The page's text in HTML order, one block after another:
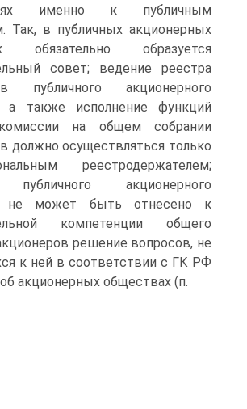
именно к публичным
Так, в публичных акционерных
обязательно образуется
совет; ведение реестра
публичного акционерного
а также исполнение функций
на общем собрании
должно осуществляться только
реестродержателем;
акционерного
не может быть отнесено к
компетенции общего
решение вопросов, не
к ней в соответствии с ГК РФ
акционерных обществах (п.